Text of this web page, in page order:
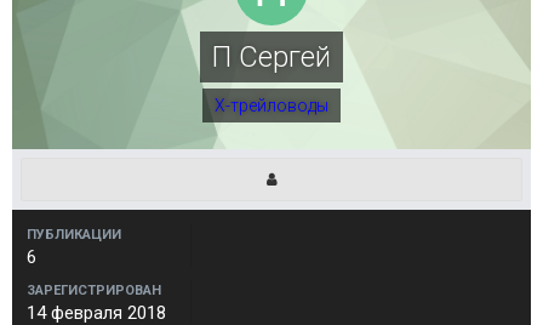
П Сергей
Х-трейловоды
ПУБЛИКАЦИИ
6
ЗАРЕГИСТРИРОВАН
14 февраля 2018